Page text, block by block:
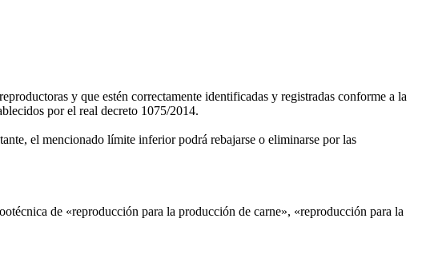
y que estén correctamente identificadas y registradas conforme a la
por el real decreto 1075/2014.
el mencionado límite inferior podrá rebajarse o eliminarse por las
de «reproducción para la producción de carne», «reproducción para la